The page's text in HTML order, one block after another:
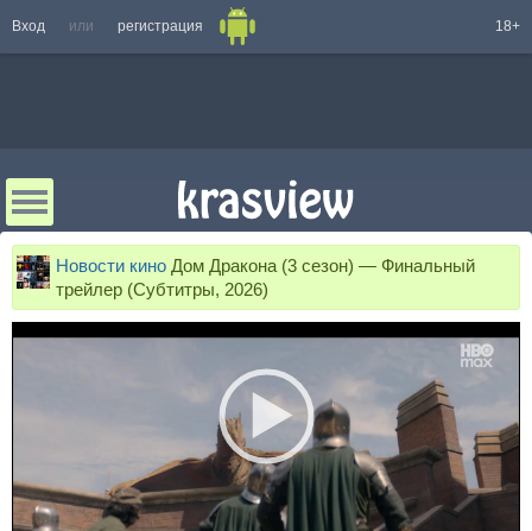
Вход или регистрация 18+
Новости кино Дом Дракона (3 сезон) — Финальный
трейлер (Субтитры, 2026)